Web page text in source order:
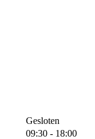
Gesloten
09:30 - 18:00